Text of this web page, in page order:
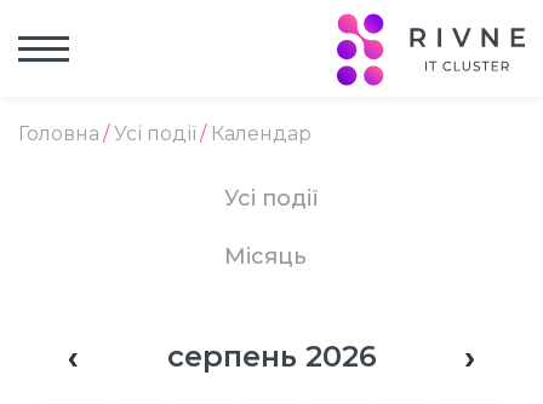
Головна Усі події Календар
Усі події
Місяць
серпень 2026